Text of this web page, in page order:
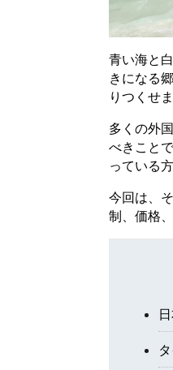
青い海と
きになる
りつくせま
多くの外
べきこと
っている
今回は、
制、価格